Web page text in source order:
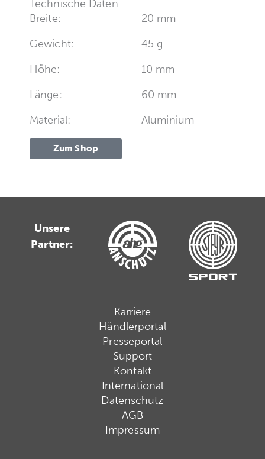
Technische Daten
Breite:
20 mm
Gewicht:
45 g
Höhe:
10 mm
Länge:
60 mm
Material:
Aluminium
Zum Shop
Unsere
Partner:
Karriere
Händlerportal
Presseportal
Support
Kontakt
International
Datenschutz
AGB
Impressum